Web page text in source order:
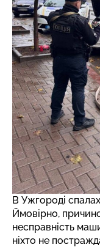
В Ужгороді
Ймовірно,
несправність
ніхто не